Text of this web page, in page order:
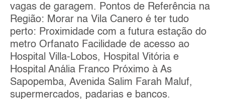
vagas de garagem. Pontos de Referência na
Região: Morar na Vila Canero é ter tudo
perto: Proximidade com a futura estação do
metro Orfanato Facilidade de acesso ao
Hospital Villa-Lobos, Hospital Vitória e
Hospital Anália Franco Próximo à As
Sapopemba, Avenida Salim Farah Maluf,
supermercados, padarias e bancos.